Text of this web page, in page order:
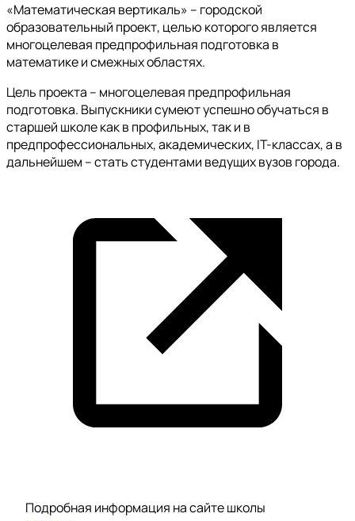
«Математическая вертикаль» – городской
образовательный проект, целью которого является
многоцелевая предпрофильная подготовка в
математике и смежных областях.
Цель проекта – многоцелевая предпрофильная
подготовка. Выпускники сумеют успешно обучаться в
старшей школе как в профильных, так и в
предпрофессиональных, академических, IT-классах, а в
дальнейшем – стать студентами ведущих вузов города​.
Подробная информация на сайте школы